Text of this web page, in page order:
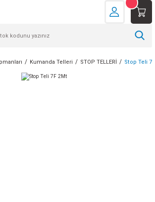
Kumanda Telleri STOP TELLERİ Stop Teli